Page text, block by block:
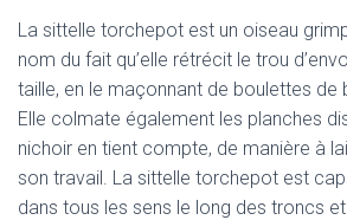
La sittelle torchepot est un oiseau
nom du fait qu’elle rétrécit le trou
taille, en le maçonnant de boulettes de
Elle colmate également les planches
nichoir en tient compte, de manière à
son travail. La sittelle torchepot est
dans tous les sens le long des troncs